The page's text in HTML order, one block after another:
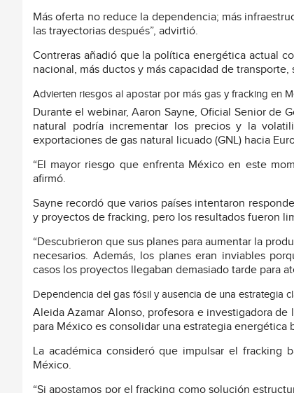
Más oferta no reduce la dependencia; más
las trayectorias después”, advirtió.
Contreras añadió que la política energética actual
nacional, más ductos y más capacidad de
Advierten riesgos al apostar por más gas y fracking en
Durante el webinar, Aaron Sayne, Oficial Senior de
natural podría incrementar los precios y la
exportaciones de gas natural licuado (GNL) hacia
“El mayor riesgo que enfrenta México en este
afirmó.
Sayne recordó que varios países intentaron
y proyectos de fracking, pero los resultados fueron
“Descubrieron que sus planes para aumentar la
necesarios. Además, los planes eran inviables
casos los proyectos llegaban demasiado tarde para
Dependencia del gas fósil y ausencia de una estrategia
Aleida Azamar Alonso, profesora e investigadora
para México es consolidar una estrategia
La académica consideró que impulsar el fracking
México.
“Si apostamos por el fracking como solución